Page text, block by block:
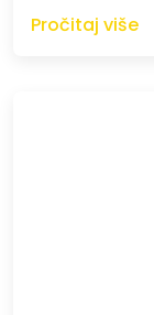
Pročitaj više